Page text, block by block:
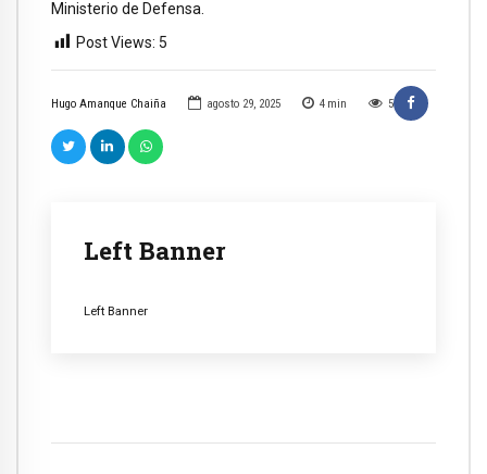
Hugo Amanque Chaiña agosto 29, 2025 4 min 5
Left Banner
Left Banner
Ministerio de Defensa.
Post Views: 5